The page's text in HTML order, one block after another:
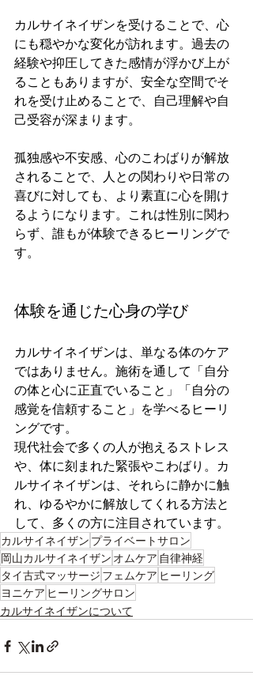
カルサイネイザンを受けることで、心
にも穏やかな変化が訪れます。過去の
経験や抑圧してきた感情が浮かび上が
ることもありますが、安全な空間でそ
れを受け止めることで、自己理解や自
己受容が深まります。
孤独感や不安感、心のこわばりが解放
されることで、人との関わりや日常の
喜びに対しても、より素直に心を開け
るようになります。これは性別に関わ
らず、誰もが体験できるヒーリングで
す。
体験を通じた心身の学び
カルサイネイザンは、単なる体のケア
ではありません。施術を通して「自分
の体と心に正直でいること」「自分の
感覚を信頼すること」を学べるヒーリ
ングです。
現代社会で多くの人が抱えるストレス
や、体に刻まれた緊張やこわばり。カ
ルサイネイザンは、それらに静かに触
れ、ゆるやかに解放してくれる方法と
して、多くの方に注目されています。
カルサイネイザン プライベートサロン
岡山カルサイネイザン オムケア 自律神経
タイ古式マッサージ フェムケア ヒーリング
ヨニケア ヒーリングサロン
カルサイネイザンについて